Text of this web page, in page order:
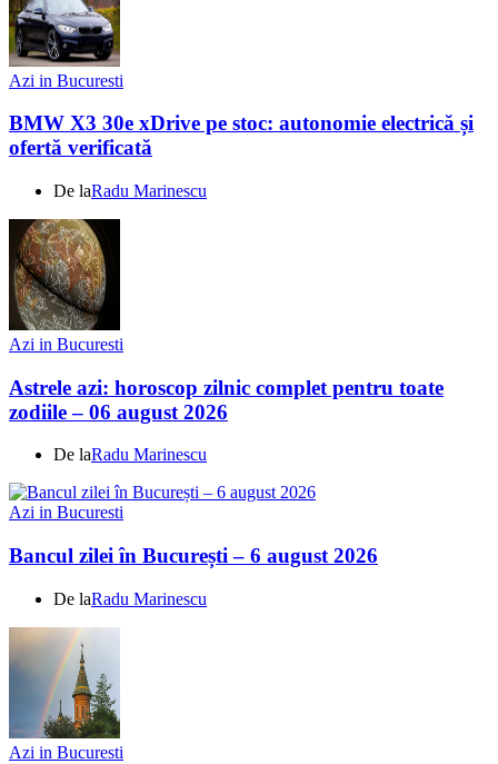
Azi in Bucuresti
BMW X3 30e xDrive pe stoc: autonomie electrică și
ofertă verificată
De laRadu Marinescu
Azi in Bucuresti
Astrele azi: horoscop zilnic complet pentru toate
zodiile – 06 august 2026
De laRadu Marinescu
Azi in Bucuresti
Bancul zilei în București – 6 august 2026
De laRadu Marinescu
Azi in Bucuresti